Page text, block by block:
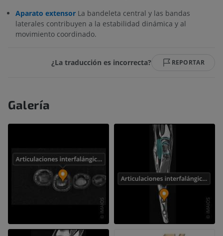
Aparato extensor La bandeleta central y las bandas
laterales contribuyen a la estabilidad dinámica y al
movimiento coordinado.
¿La traducción es incorrecta? REPORTAR
Galería